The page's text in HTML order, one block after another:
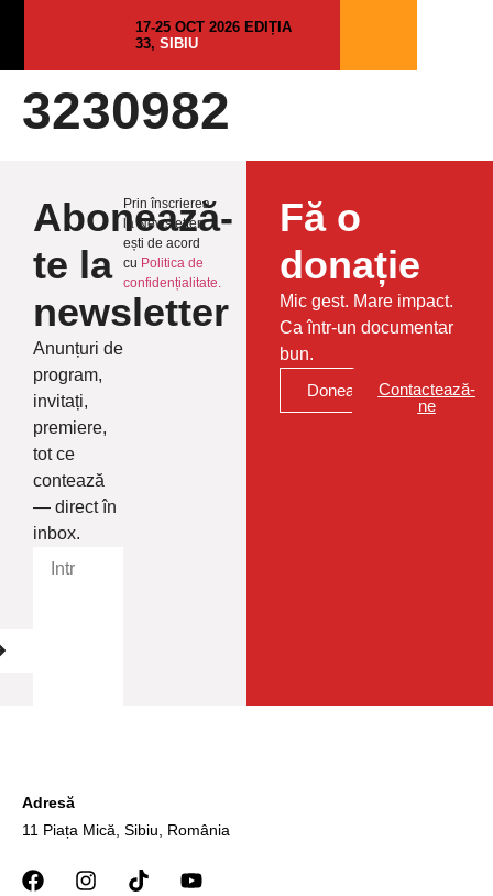
17-25 OCT 2026 EDIȚIA
33, SIBIU
3230982
Abonează-
te la
newsletter
Anunțuri de
program,
invitați,
premiere,
tot ce
contează
— direct în
inbox.
Prin înscrierea
la Newsletter
ești de acord
cu Politica de
confidențialitate.
Fă o
donație
Mic gest. Mare impact.
Ca într-un documentar
bun.
Donează
Contactează-
ne
Adresă
11 Piața Mică, Sibiu, România